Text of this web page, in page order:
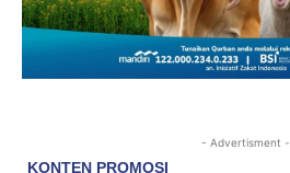
- Advertisment -